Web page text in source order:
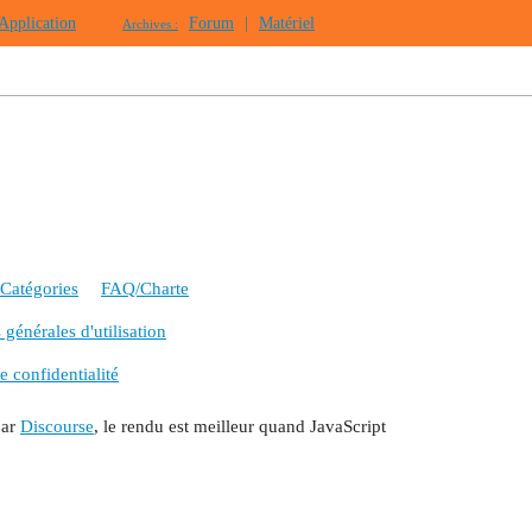
Archives : Forum Matériel
Catégories FAQ/Charte
d'utilisation
confidentialité
Discourse, le rendu est meilleur quand JavaScript